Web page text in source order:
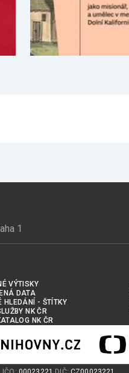
1
VÝTISKY
DATA
HLEDÁNÍ - ŠTÍTKY
NK ČR
NK ČR